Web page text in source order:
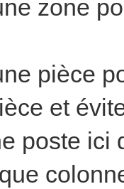
zone
pièce
et
poste ici